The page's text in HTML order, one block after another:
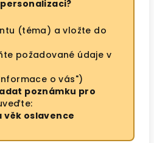
(téma) a vložte do
požadované údaje v
o vás")
poznámku pro
věk oslavence